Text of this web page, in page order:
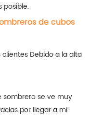
posible.
de cubos
clientes Debido a la alta
sombrero se ve muy
por llegar a mi